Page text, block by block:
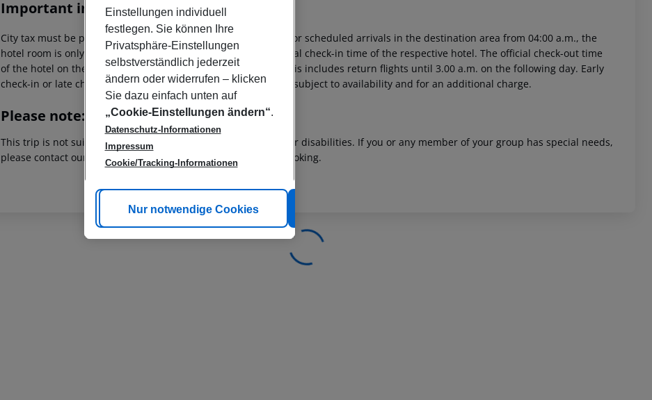
Important info
City tax must be paid on site. approx. ¤3.60 per person/night For scheduled arrivals in the destination area from 04:00 a.m., the
hotel room is only available on the day of arrival from the official check-in time of the respective hotel. The official check-out time
of the hotel on the day of departure must also be observed. This includes return flights until 3.00 a.m. on the following day. Early
check-in or late check-out can be booked via our service team, subject to availability and for an additional charge.
Please note:
This trip is not suitable for passengers with reduced mobility or disabilities. If you or any member of your group has special needs,
please contact our customer service before confirming your booking.
Einstellungen individuell
festlegen. Sie können Ihre
Privatsphäre-Einstellungen
selbstverständlich jederzeit
ändern oder widerrufen – klicken
Sie dazu einfach unten auf
„Cookie-Einstellungen ändern“.
Datenschutz-Informationen
Impressum
Cookie/Tracking-Informationen
Cookie anpassen
Nur notwendige Cookies